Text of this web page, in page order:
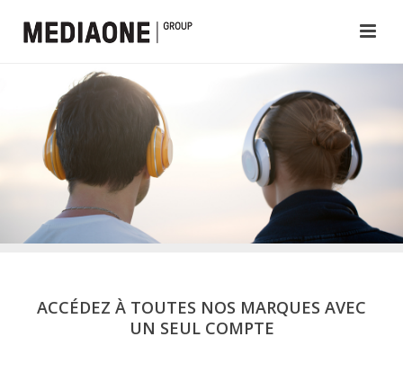
ACCÉDEZ À TOUTES NOS MARQUES AVEC
UN SEUL COMPTE